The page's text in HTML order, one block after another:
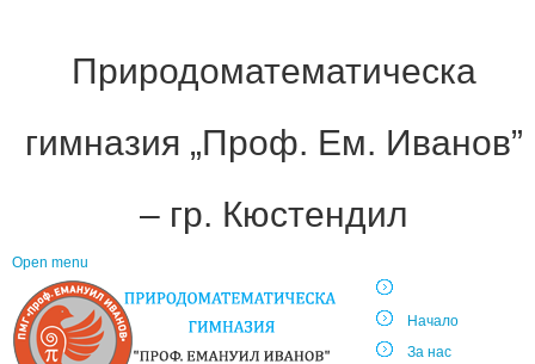
Природоматематическа
гимназия „Проф. Ем. Иванов”
– гр. Кюстендил
Open menu
Начало
За нас